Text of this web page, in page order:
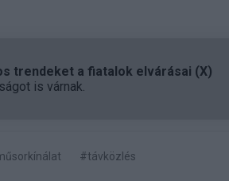
trendeket a fiatalok elvárásai (X)
is várnak.
#távközlés